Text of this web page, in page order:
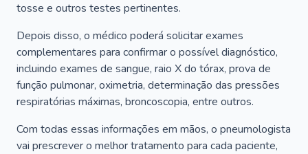
tosse e outros testes pertinentes.
Depois disso, o médico poderá solicitar exames
complementares para confirmar o possível diagnóstico,
incluindo exames de sangue, raio X do tórax, prova de
função pulmonar, oximetria, determinação das pressões
respiratórias máximas, broncoscopia, entre outros.
Com todas essas informações em mãos, o pneumologista
vai prescrever o melhor tratamento para cada paciente,